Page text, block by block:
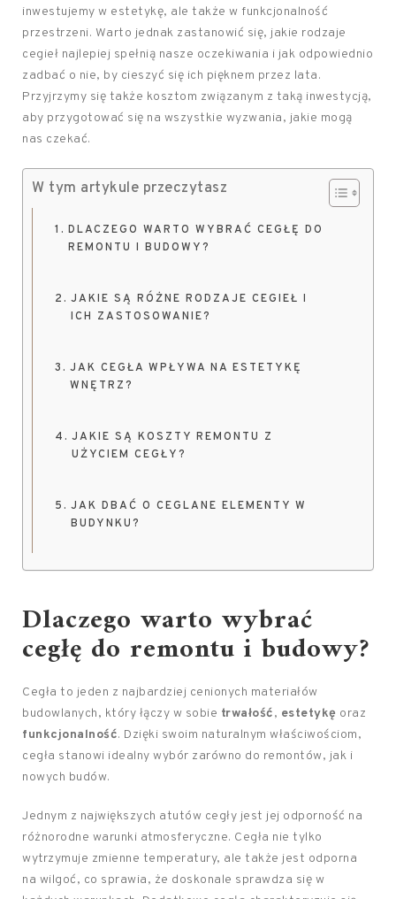
inwestujemy w estetykę, ale także w funkcjonalność
przestrzeni. Warto jednak zastanowić się, jakie rodzaje
cegieł najlepiej spełnią nasze oczekiwania i jak odpowiednio
zadbać o nie, by cieszyć się ich pięknem przez lata.
Przyjrzymy się także kosztom związanym z taką inwestycją,
aby przygotować się na wszystkie wyzwania, jakie mogą
nas czekać.
W tym artykule przeczytasz
DLACZEGO WARTO WYBRAĆ CEGŁĘ DO
REMONTU I BUDOWY?
JAKIE SĄ RÓŻNE RODZAJE CEGIEŁ I
ICH ZASTOSOWANIE?
JAK CEGŁA WPŁYWA NA ESTETYKĘ
WNĘTRZ?
JAKIE SĄ KOSZTY REMONTU Z
UŻYCIEM CEGŁY?
JAK DBAĆ O CEGLANE ELEMENTY W
BUDYNKU?
Dlaczego warto wybrać
cegłę do remontu i budowy?
Cegła to jeden z najbardziej cenionych materiałów
budowlanych, który łączy w sobie trwałość, estetykę oraz
funkcjonalność. Dzięki swoim naturalnym właściwościom,
cegła stanowi idealny wybór zarówno do remontów, jak i
nowych budów.
Jednym z największych atutów cegły jest jej odporność na
różnorodne warunki atmosferyczne. Cegła nie tylko
wytrzymuje zmienne temperatury, ale także jest odporna
na wilgoć, co sprawia, że doskonale sprawdza się w